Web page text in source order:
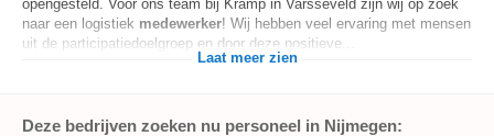
opengesteld. Voor ons team bij Kramp in Varsseveld zijn wij op zoek
naar een logistiek medewerker! Wij hebben veel ervaring met mensen
uit de participatiedoelgroep en door deze positieve...
Laat meer zien
Deze bedrijven zoeken nu personeel in Nijmegen: